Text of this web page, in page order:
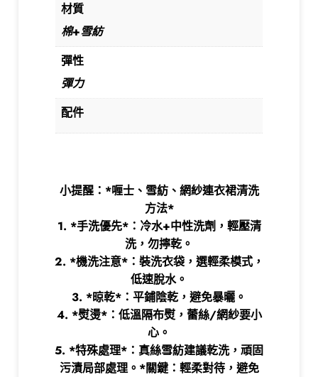
材質
棉+雪紡
彈性
彈力
配件
小提醒：*喱士、雪紡、網紗連衣裙清洗
方法*
1. *手洗優先*：冷水+中性洗劑，輕壓清
洗，勿擰乾。
2. *機洗注意*：裝洗衣袋，選輕柔模式，
低速脫水。
3. *晾乾*：平鋪陰乾，避免暴曬。
4. *熨燙*：低溫隔布熨，蕾絲/網紗要小
心。
5. *特殊處理*：真絲雪紡建議乾洗，頑固
污漬局部處理。*關鍵：輕柔對待，避免